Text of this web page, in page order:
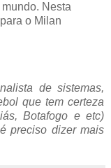
Nesta
o Milan
de sistemas,
que tem certeza
Botafogo e etc)
preciso dizer mais